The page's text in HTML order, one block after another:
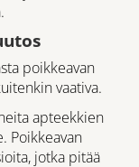
poikkeavan
vaativa.
apteekkien
Poikkeavan
jotka pitää